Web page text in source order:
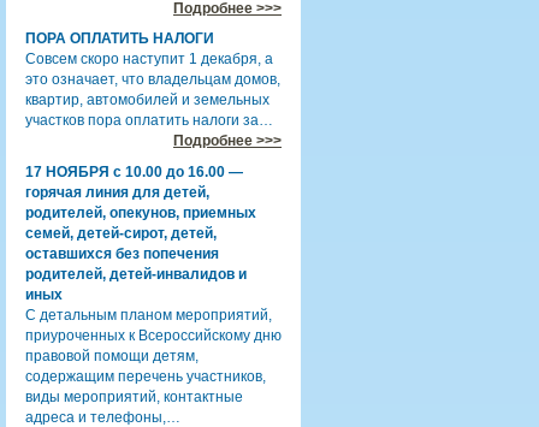
Подробнее >>>
ПОРА ОПЛАТИТЬ НАЛОГИ
Совсем скоро наступит 1 декабря, а
это означает, что владельцам домов,
квартир, автомобилей и земельных
участков пора оплатить налоги за…
Подробнее >>>
17 НОЯБРЯ с 10.00 до 16.00 —
горячая линия для детей,
родителей, опекунов, приемных
семей, детей-сирот, детей,
оставшихся без попечения
родителей, детей-инвалидов и
иных
С детальным планом мероприятий,
приуроченных к Всероссийскому дню
правовой помощи детям,
содержащим перечень участников,
виды мероприятий, контактные
адреса и телефоны,…